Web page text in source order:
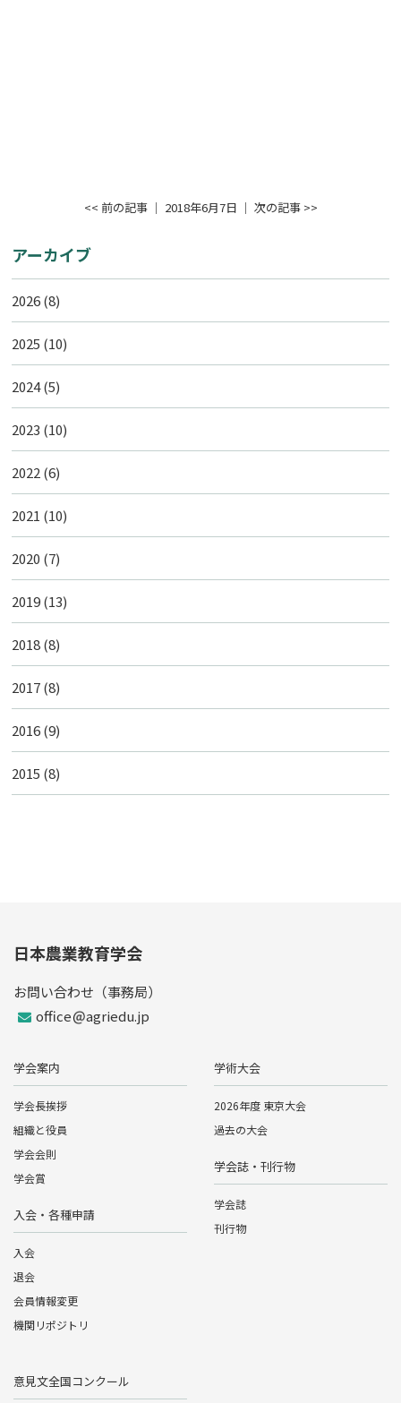
アーカイブ
2026(8)
2025 (10)
2024(5)
2023 (10)
2022 (6)
2021 (10)
2020 (7)
2019(13)
2018(8)
2017(8)
2016(9)
2015 (8)
<< 前の記事│ 2018年6月7日 │ 次の記事 >>
日本農業教育学会
お問い合わせ（事務局）
office
agriedu.jp
学会案内
学会長挨拶
組織と役員
学会会則
学会賞
入会・各種申請
入会
退会
会員情報変更
機関リポジトリ
学術大会
2026年度 東京大会
過去の大会
学会誌・刊行物
学会誌
刊行物
意見文全国コンクール